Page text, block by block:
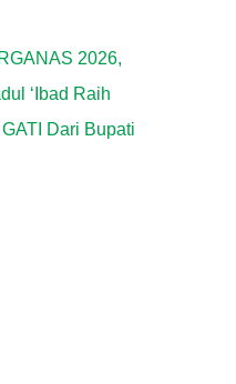
2026,
‘Ibad Raih
Dari Bupati